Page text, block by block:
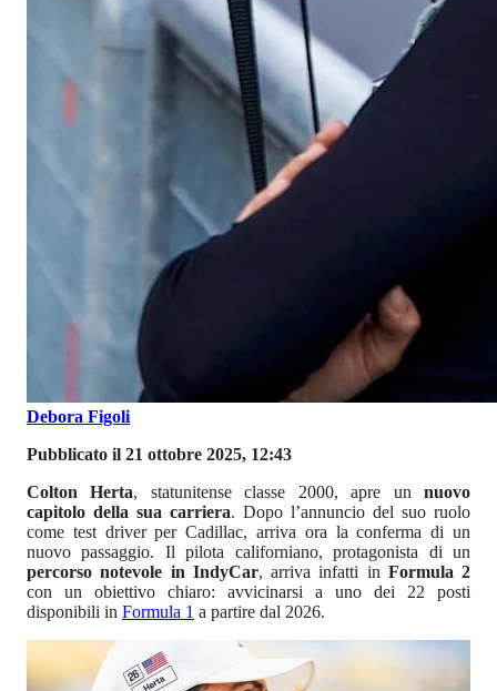
Debora Figoli
Pubblicato il 21 ottobre 2025, 12:43
Colton Herta, statunitense classe 2000, apre unnuovo
capitolo della sua carriera. Dopo l’annuncio del suo ruolo
come test driver per Cadillac, arriva ora la conferma di un
nuovo passaggio. Il pilota californiano, protagonista di un
percorso notevole in IndyCar, arriva infatti in Formula 2
con un obiettivo chiaro: avvicinarsi a uno dei 22 posti
disponibili in Formula 1 a partire dal 2026.